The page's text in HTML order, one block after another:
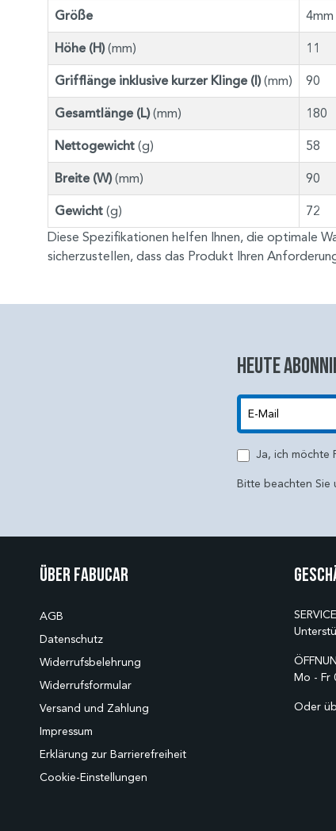
Größe 4mm
Höhe (H)(mm) 11
Grifflänge inklusive kurzer Klinge (I)(mm) 90
Gesamtlänge (L)(mm) 180
Nettogewicht (g) 58
Breite (W)(mm) 90
Gewicht (g)
72
Diese Spezifikationen helfen Ihnen, die optimale
sicherzustellen, dass das Produkt Ihren
Heute
Ja, ich möchte
Bitte beachten Sie
Über Fabucar
AGB
Datenschutz
Widerrufsbelehrung
Widerrufsformular
Versand und Zahlung
Impressum
Erklärung zur Barrierefreiheit
Cookie-Einstellungen
Mo - Fr
Oder